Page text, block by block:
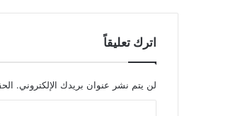
اترك تعليقاً
لن يتم نشر عنوان بريدك الإلكتروني.